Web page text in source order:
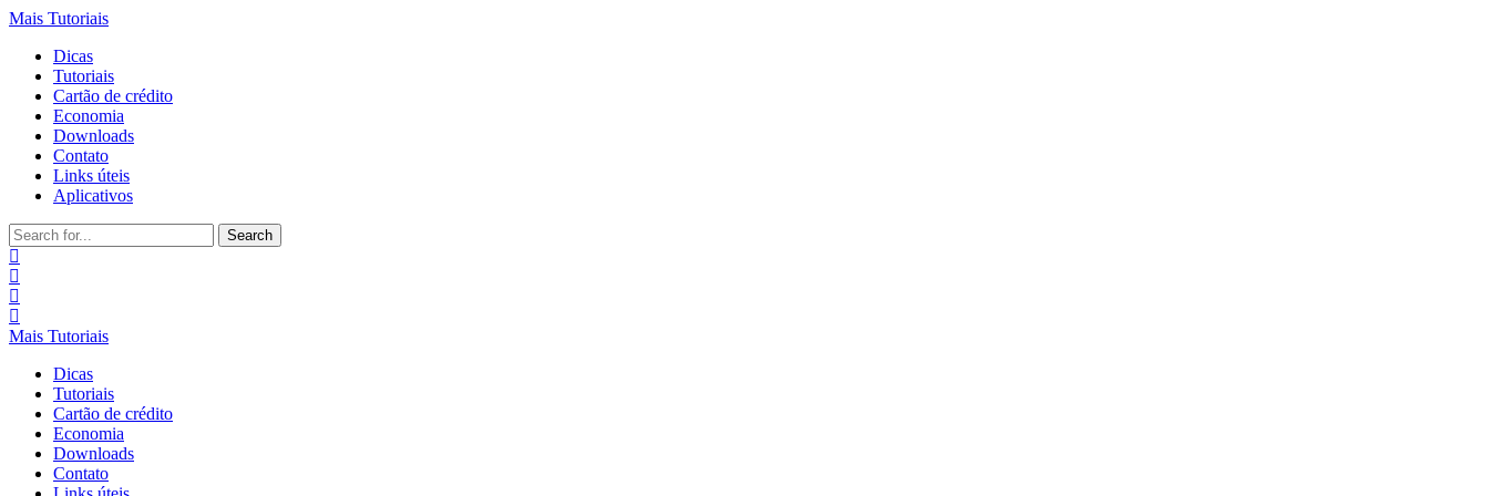
Mais Tutoriais
Dicas
Tutoriais
Cartão de crédito
Economia
Downloads
Contato
Links úteis
Aplicativos
Search
for:
Mais Tutoriais
Dicas
Tutoriais
Cartão de crédito
Economia
Downloads
Contato